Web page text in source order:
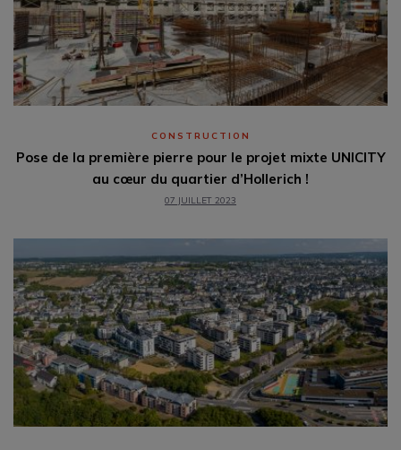
CONSTRUCTION
Pose de la première pierre pour le projet mixte UNICITY
au cœur du quartier d’Hollerich !
07 JUILLET 2023